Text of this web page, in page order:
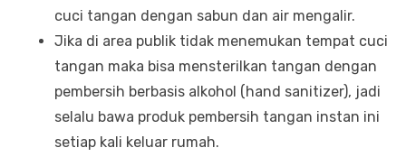
cuci tangan dengan sabun dan air mengalir.
Jika di area publik tidak menemukan tempat cuci
tangan maka bisa mensterilkan tangan dengan
pembersih berbasis alkohol (hand sanitizer), jadi
selalu bawa produk pembersih tangan instan ini
setiap kali keluar rumah.